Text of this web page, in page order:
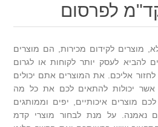
לפרסום
מוצרים לקידום מכירות, הם מוצרים
להביא לעסק יותר לקוחות או לגרום
אליכם. את המוצרים אתם יכולים
אשר יכולות להתאים לכם את כל מה
מוצרים איכותיים, יפים וממותגים
נאמנה. על מנת לבחור מוצרי קדמ